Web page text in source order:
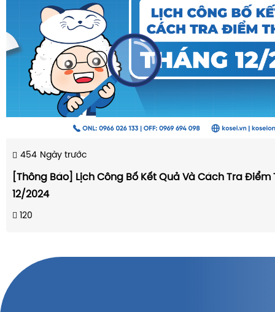
454 Ngày trước
[Thông Báo] Lịch Công Bố Kết Quả Và Cách Tra Điểm
12/2024
120